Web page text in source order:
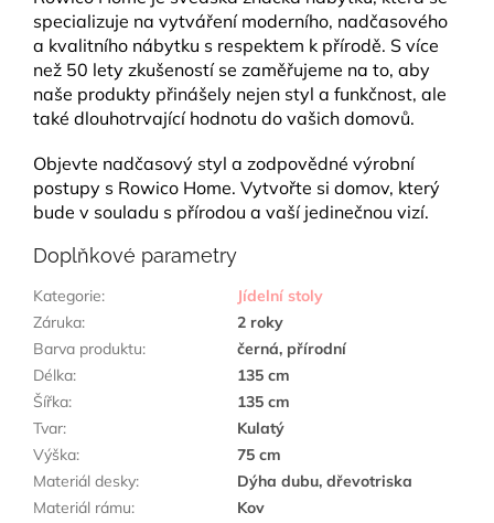
specializuje na vytváření moderního, nadčasového
a kvalitního nábytku s respektem k přírodě. S více
než 50 lety zkušeností se zaměřujeme na to, aby
naše produkty přinášely nejen styl a funkčnost, ale
také dlouhotrvající hodnotu do vašich domovů.
Objevte nadčasový styl a zodpovědné výrobní
postupy s Rowico Home. Vytvořte si domov, který
bude v souladu s přírodou a vaší jedinečnou vizí.
Doplňkové parametry
Kategorie:
Jídelní stoly
Záruka:
2 roky
Barva produktu:
černá, přírodní
Délka:
135 cm
Šířka:
135 cm
Tvar:
Kulatý
Výška:
75 cm
Materiál desky:
Dýha dubu, dřevotriska
Materiál rámu:
Kov